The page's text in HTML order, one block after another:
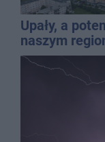
Upały, a
naszym